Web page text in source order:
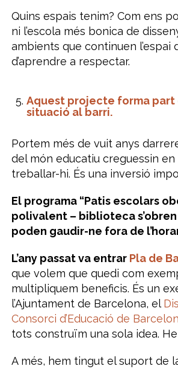
Quins espais tenim? Com ens
ni l’escola més bonica de
ambients que continuen
d’aprendre a respectar.
Aquest projecte forma part
situació al barri.
Portem més de vuit anys
del món educatiu creguessin
treballar-hi. És una inversió
El programa “Patis escolars
polivalent – biblioteca
poden gaudir-ne fora de
L’any passat va entrar Pla de
que volem que quedi com
multipliquem beneficis. És un
l’Ajuntament de Barcelona, el
Consorci d’Educació de
tots construïm una sola idea.
A més, hem tingut el suport de